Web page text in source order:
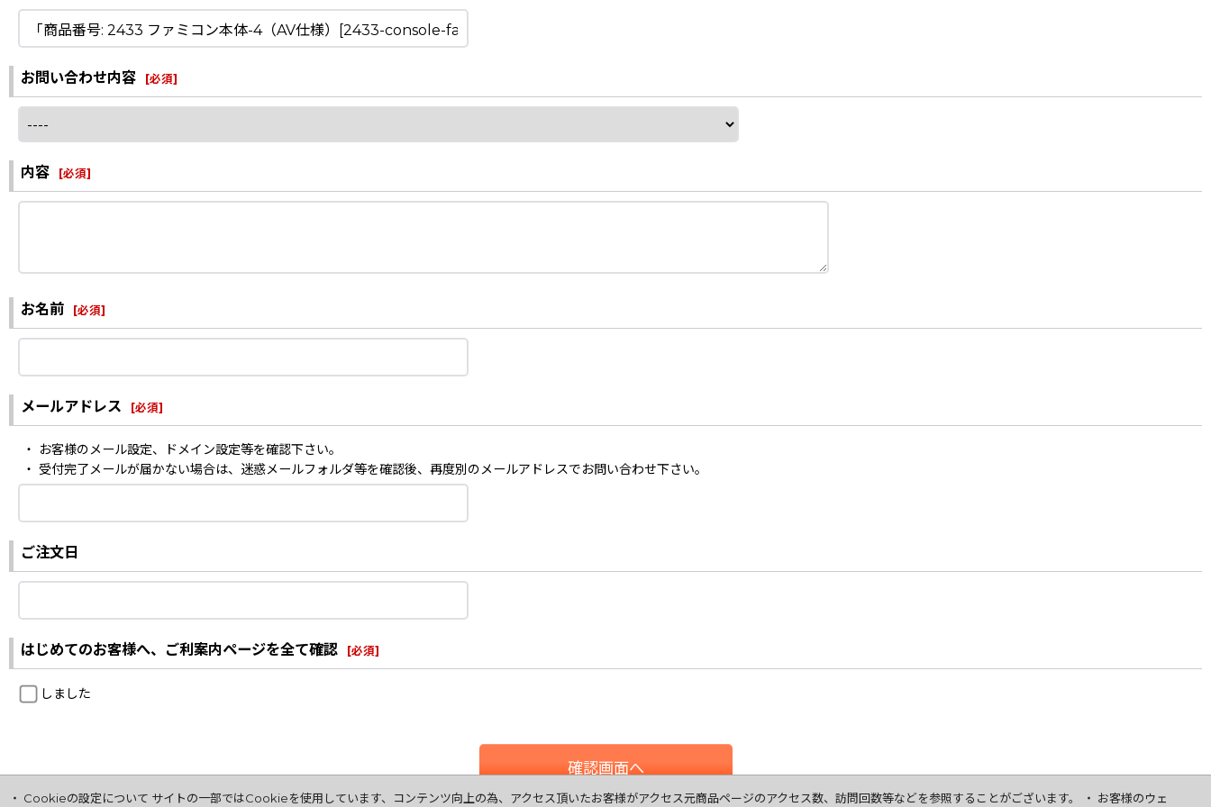
お問い合わせ内容 [必須]
内容 [必須]
お名前 [必須]
メールアドレス [必須]
・ お客様のメール設定、ドメイン設定等を確認下さい。
・ 受付完了メールが届かない場合は、迷惑メールフォルダ等を確認後、再度別のメールアドレスでお問い合わせ下さい。
ご注文日
はじめてのお客様へ、ご利案内ページを全て確認 [必須]
しました
確認画面へ
・ Cookieの設定について サイトの一部ではCookieを使用しています、コンテンツ向上の為、アクセス頂いたお客様がアクセス元商品ページのアクセス数、訪問回数等などを参照することがございます。 ・ お客様のウェ